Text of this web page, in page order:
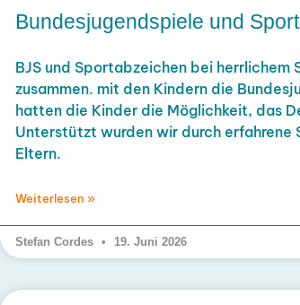
Bundesjugendspiele und
BJS und Sportabzeichen bei herrlichem
zusammen. mit den Kindern die
hatten die Kinder die Möglichkeit, das
Unterstützt wurden wir durch erfahrene
Eltern.
Weiterlesen »
Stefan Cordes 19. Juni 2026